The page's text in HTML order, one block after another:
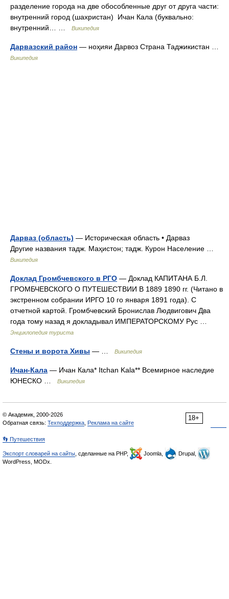
разделение города на две обособленные друг от друга части:
внутренний город (шахристан) Ичан Кала (буквально:
внутренний… …
Википедия
Дарвазский район — ноҳияи Дарвоз Страна Таджикистан …
Википедия
Дарваз (область) — Историческая область • Дарваз
Другие названия тадж. Маҳистон; тадж. Курон Население …
Википедия
Доклад Громбчевского в РГО — Доклад КАПИТАНА Б.Л.
ГРОМБЧЕВСКОГО О ПУТЕШЕСТВИИ В 1889 1890 гг. (Читано в
экстренном собрании ИРГО 10 го января 1891 года). С
отчетной картой. Громбчевский Бронислав Людвигович Два
года тому назад я докладывал ИМПЕРАТОРСКОМУ Рус …
Энциклопедия туриста
Стены и ворота Хивы — … Википедия
Ичан-Кала — Ичан Кала* Itchan Kala** Всемирное наследие
ЮНЕСКО …
Википедия
18+
© Академик, 2000-2026
Обратная связь: Техподдержка Реклама на сайте
👣 Путешествия
Экспорт словарей на сайты , сделанные на PHP, Joomla,
Drupal,
WordPress, MODx.